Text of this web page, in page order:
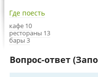
Где поесть
кафе 10
рестораны 13
бары 3
Вопрос-ответ